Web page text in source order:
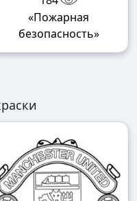
«Пожарная
безопасность»